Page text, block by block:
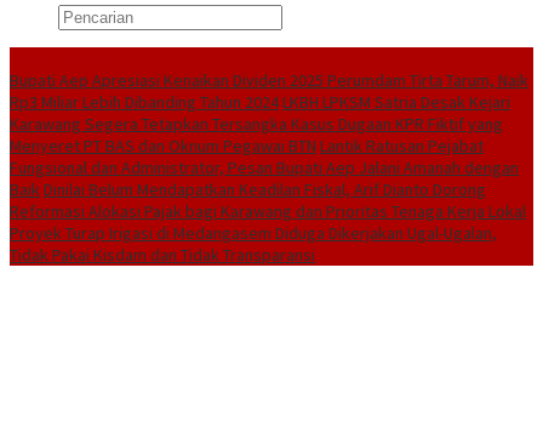
Bupati Aep Apresiasi Kenaikan Dividen 2025 Perumdam Tirta Tarum, Naik
Rp3 Miliar Lebih Dibanding Tahun 2024LKBH LPKSM Satria Desak Kejari
Karawang Segera Tetapkan Tersangka Kasus Dugaan KPR Fiktif yang
Menyeret PT BAS dan Oknum Pegawai BTN Lantik Ratusan Pejabat
Fungsional dan Administrator, Pesan Bupati Aep Jalani Amanah dengan
BaikDinilai Belum Mendapatkan Keadilan Fiskal, Arif Dianto Dorong
Reformasi Alokasi Pajak bagi Karawang dan Prioritas Tenaga Kerja Lokal
Proyek Turap Irigasi di Medangasem Diduga Dikerjakan Ugal-Ugalan,
Tidak Pakai Kisdam dan Tidak Transparansi